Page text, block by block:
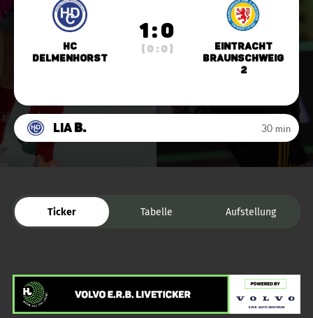
HC
Delmenhorst
1 : 0
( 0 : 0 )
Eintracht
Braunschweig
2
LiaB. 30 min
Ticker Tabelle Aufstellung